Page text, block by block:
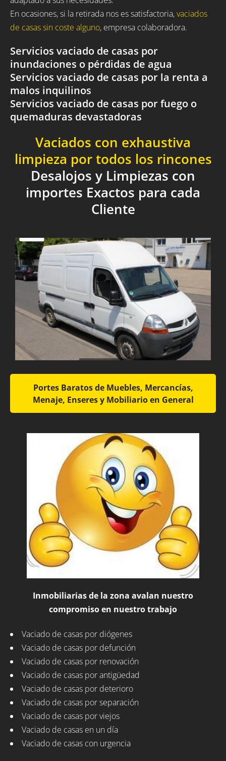
En ocasiones, si la retirada nos es satisfactoria,vaciados
de casas sin coste alguno, empresa colaboradora.
Servicios vaciado de casas por
inundaciones o pérdidas de agua
Servicios vaciado de casas por la renta a
malos inquilinos
Servicios vaciado de casas por fuego o
quemaduras devastadoras
Vaciados con exhaustiva
limpieza por todos los rincones
Desalojos y Limpiezas con
importes Exactos para cada
Cliente
Portes Baratos de Muebles, Mercancías,
Menaje, Enseres y Mobiliario en General
Inmobiliarias de la zona avalan nuestro
compromiso en nuestro trabajo
Vaciado de casas por diógenes
Vaciado de casas por defunción
Vaciado de casas por renovación
Vaciado de casas por antigüedad
Vaciado de casas por deterioro
Vaciado de casas por separación
Vaciado de casas por viejos
Vaciado de casas en un día
Vaciado de casas con urgencia